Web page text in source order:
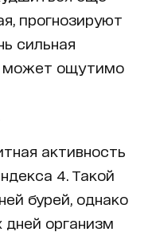
прогнозируют
сильная
может ощутимо
активность
4. Такой
бурей, однако
дней организм